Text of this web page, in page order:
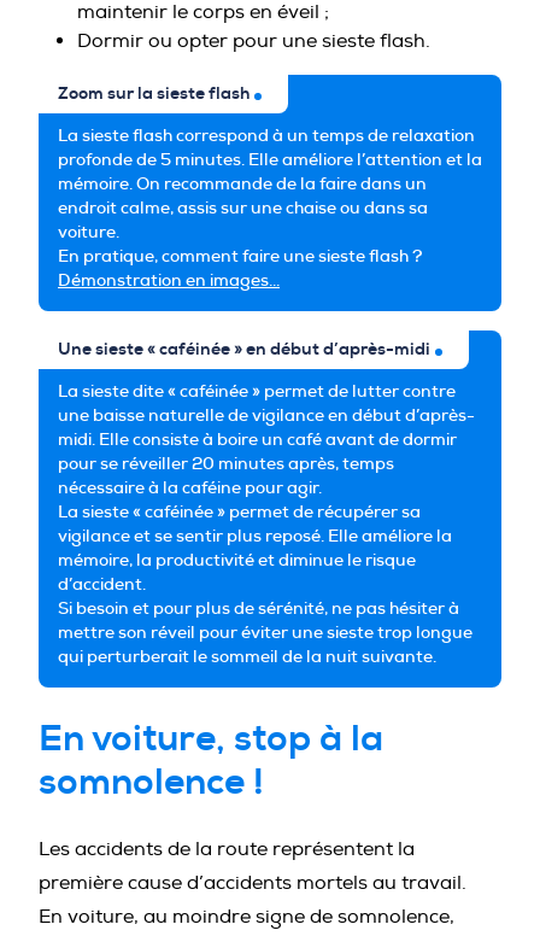
maintenir le corps en éveil ;
Dormir ou opter pour une sieste flash.
Zoom sur la sieste flash
La sieste flash correspond à un temps de relaxation
profonde de 5 minutes. Elle améliore l’attention et la
mémoire. On recommande de la faire dans un
endroit calme, assis sur une chaise ou dans sa
voiture.
En pratique, comment faire une sieste flash ?
Démonstration en images…
Une sieste « caféinée » en début d’après-midi
La sieste dite « caféinée » permet de lutter contre
une baisse naturelle de vigilance en début d’après-
midi. Elle consiste à boire un café avant de dormir
pour se réveiller 20 minutes après, temps
nécessaire à la caféine pour agir.
La sieste « caféinée » permet de récupérer sa
vigilance et se sentir plus reposé. Elle améliore la
mémoire, la productivité et diminue le risque
d’accident.
Si besoin et pour plus de sérénité, ne pas hésiter à
mettre son réveil pour éviter une sieste trop longue
qui perturberait le sommeil de la nuit suivante.
En voiture, stop à la
somnolence !
Les accidents de la route représentent la
première cause d’accidents mortels au travail.
En voiture, au moindre signe de somnolence,